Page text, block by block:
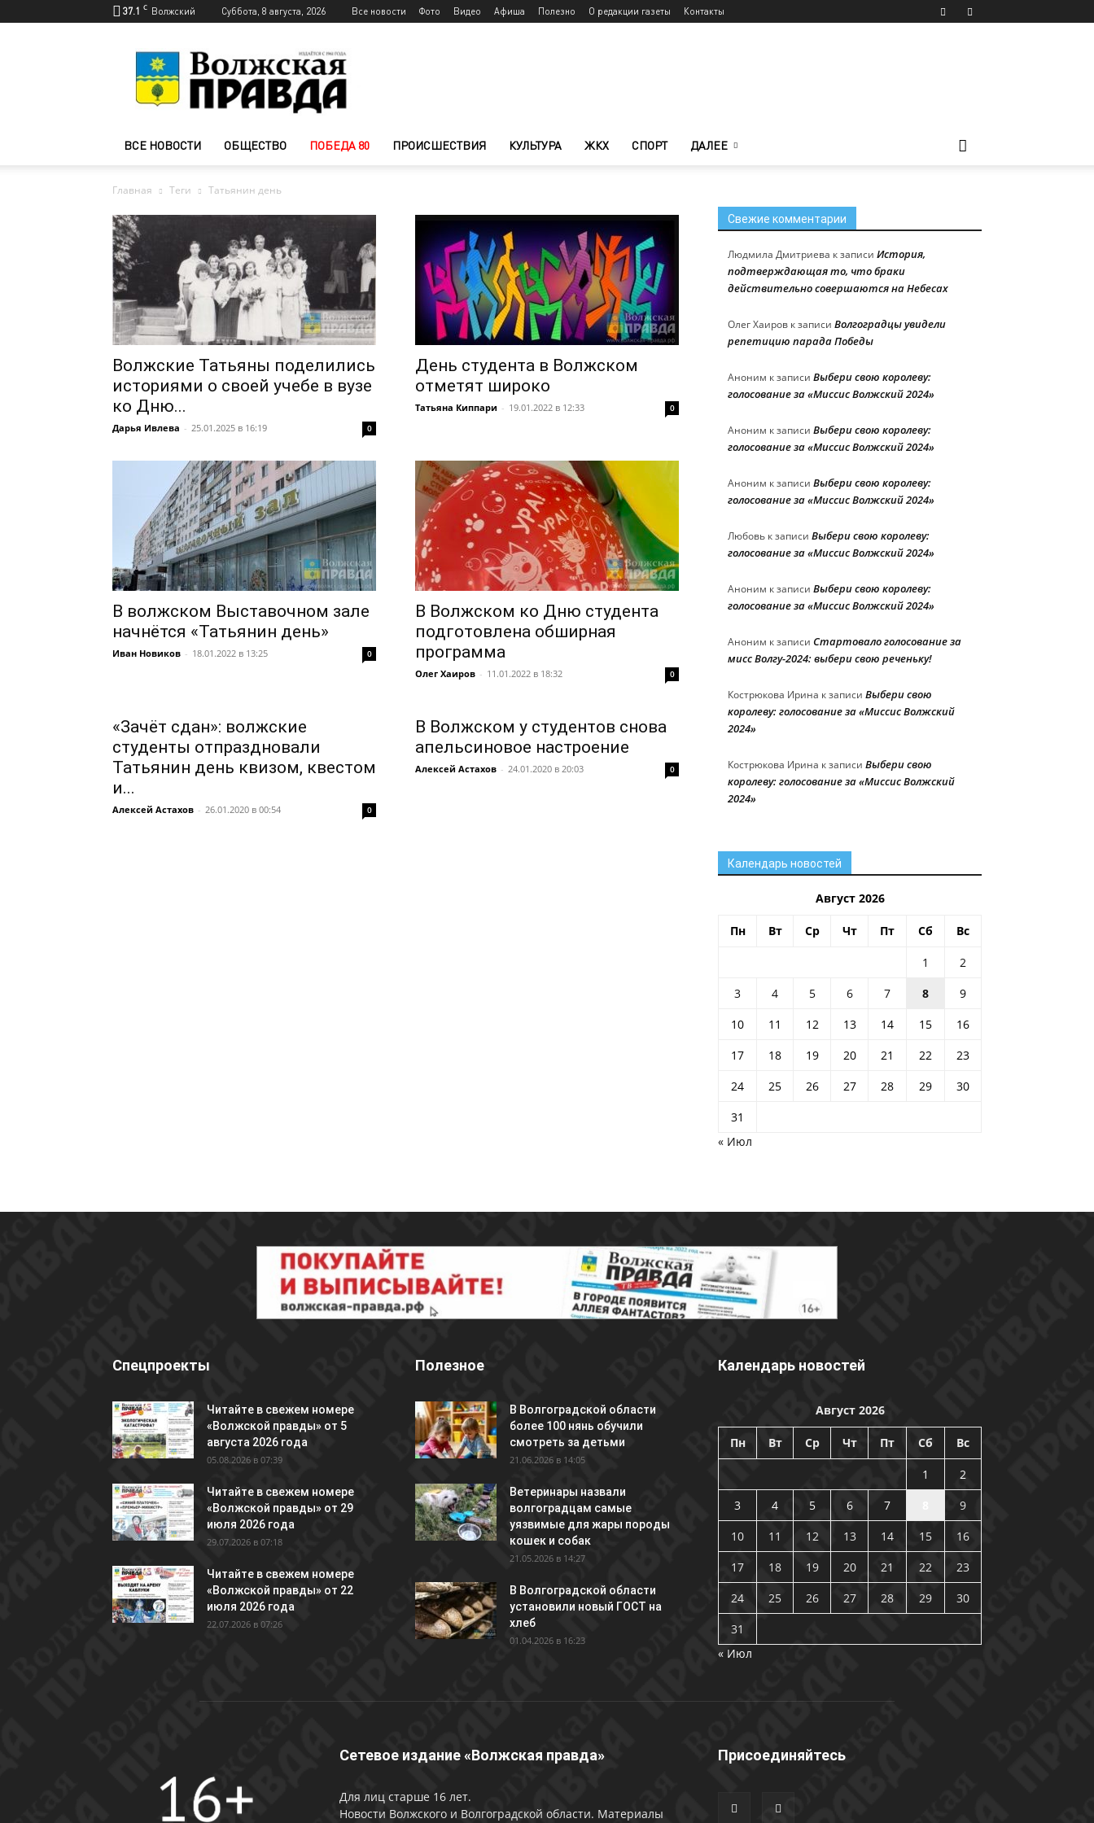
37.1 C Волжский Суббота, 8 августа, 2026 Все новости Фото Видео Афиша Полезно О редакции газеты Контакты
Волжского
—
Волжская
ВСЕ НОВОСТИ ОБЩЕСТВО ПОБЕДА 80 ПРОИСШЕСТВИЯ КУЛЬТУРА ЖКХ СПОРТ ДАЛЕЕ
Главная Теги Татьянин день
Волжские Татьяны поделились
историями о своей учебе в вузе
ко Дню...
Дарья Ивлева - 25.01.2025 в 16:19 0
День студента в Волжском
отметят широко
Татьяна Киппари - 19.01.2022 в 12:33 0
В волжском Выставочном зале
начнётся «Татьянин день»
Иван Новиков - 18.01.2022 в 13:25 0
В Волжском ко Дню студента
подготовлена обширная
программа
Олег Хаиров - 11.01.2022 в 18:32 0
«Зачёт сдан»: волжские
студенты отпраздновали
Татьянин день квизом, квестом
и...
Алексей Астахов - 26.01.2020 в 00:54 0
В Волжском у студентов снова
апельсиновое настроение
Алексей Астахов - 24.01.2020 в 20:03 0
Свежие комментарии
Людмила Дмитриева к записи История,
подтверждающая то, что браки
действительно совершаются на Небесах
Олег Хаиров к записи Волгоградцы увидели
репетицию парада Победы
Аноним к записи Выбери свою королеву:
голосование за «Миссис Волжский 2024»
Аноним к записи Выбери свою королеву:
голосование за «Миссис Волжский 2024»
Аноним к записи Выбери свою королеву:
голосование за «Миссис Волжский 2024»
Любовь к записи Выбери свою королеву:
голосование за «Миссис Волжский 2024»
Аноним к записи Выбери свою королеву:
голосование за «Миссис Волжский 2024»
Аноним к записи Стартовало голосование за
мисс Волгу-2024: выбери свою реченьку!
Кострюкова Ирина к записи Выбери свою
королеву: голосование за «Миссис Волжский
2024»
Кострюкова Ирина к записи Выбери свою
королеву: голосование за «Миссис Волжский
2024»
Календарь новостей
Август 2026
Пн Вт Ср Чт Пт Сб Вс
1
2
3
4 5 6 7 8
9
10
11 12 13 14 15
16
17
18 19 20 21 22
23
24
25 26 27 28 29
30
31
« Июл
Спецпроекты
Читайте в свежем номере
«Волжской правды» от 5
августа 2026 года
05.08.2026 в 07:39
Читайте в свежем номере
«Волжской правды» от 29
июля 2026 года
29.07.2026 в 07:18
Читайте в свежем номере
«Волжской правды» от 22
июля 2026 года
22.07.2026 в 07:26
Полезное
В Волгоградской области
более 100 нянь обучили
смотреть за детьми
21.06.2026 в 14:05
Ветеринары назвали
волгоградцам самые
уязвимые для жары породы
кошек и собак
21.05.2026 в 14:27
В Волгоградской области
установили новый ГОСТ на
хлеб
01.04.2026 в 16:23
Календарь новостей
Август 2026
Пн Вт Ср Чт Пт Сб Вс
1
2
3
4 5 6 7
9
10
11 12 13 14 15
16
17
18 19 20 21 22
23
24
25 26 27 28 29
30
31
« Июл
Сетевое издание «Волжская правда»
Для лиц старше 16 лет.
Новости Волжского и Волгоградской области. Материалы
Присоединяйтесь